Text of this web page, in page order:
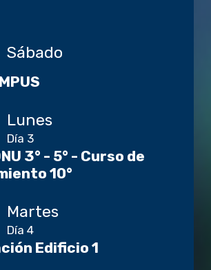
Sábado
Lunes
Día 3
3° - 5° - Curso de
10°
Martes
Día 4
Edificio 1